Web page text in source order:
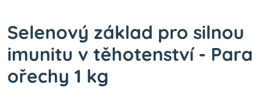
Selenový základ pro silnou
imunitu v těhotenství - Para
ořechy 1 kg